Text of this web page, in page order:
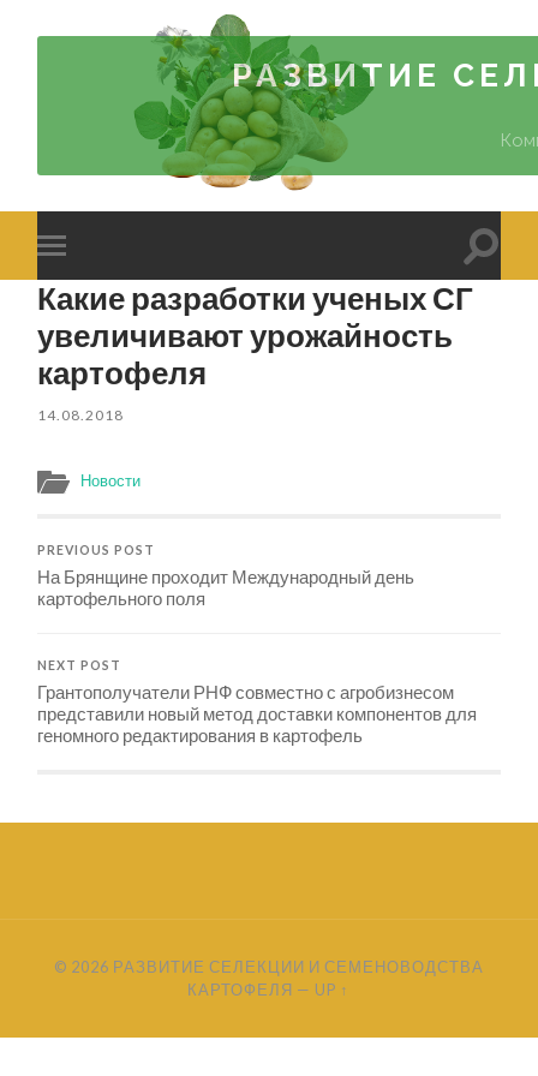
РАЗВИТИЕ
Toggle
mobile
menu
Toggle
Какие разработки ученых СГ
увеличивают урожайность
картофеля
14.08.2018
Новости
PREVIOUS POST
На Брянщине проходит Международный день
картофельного поля
NEXT POST
Грантополучатели РНФ совместно с агробизнесом
представили новый метод доставки компонентов для
геномного редактирования в картофель
© 2026 РАЗВИТИЕ СЕЛЕКЦИИ И СЕМЕНОВОДСТВА
КАРТОФЕЛЯ — UP ↑